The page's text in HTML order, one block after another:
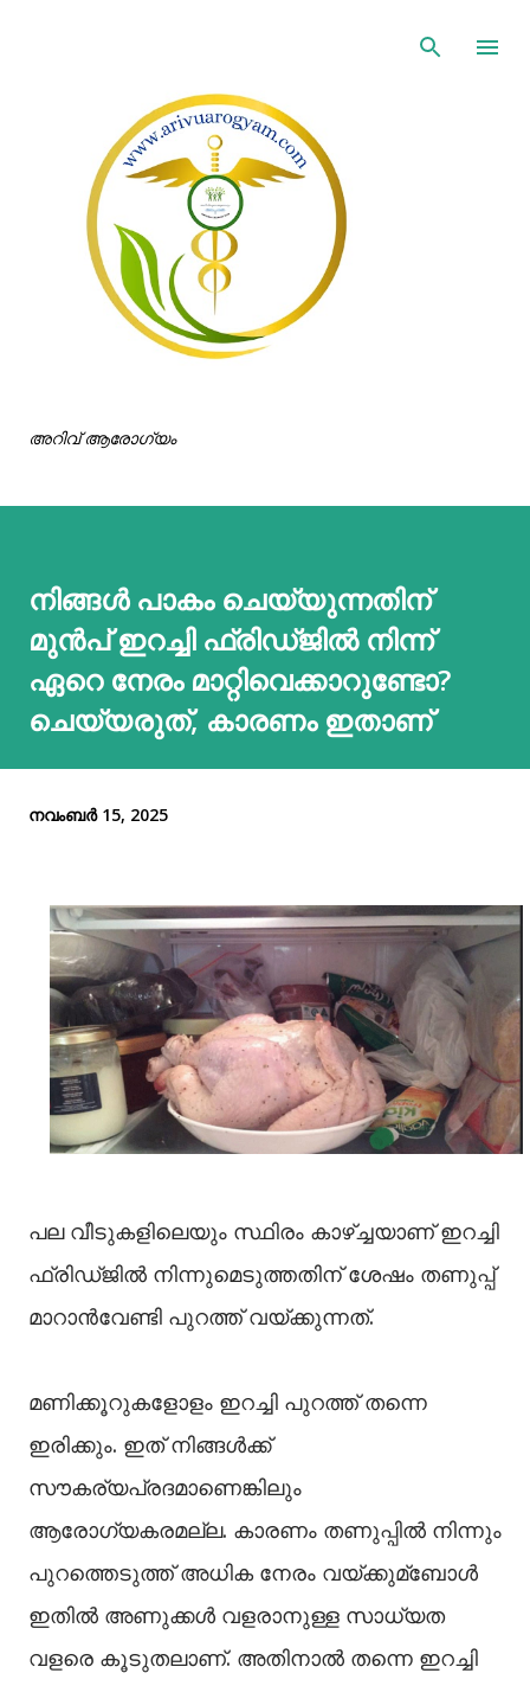
അറിവ് ആരോഗ്യം
നിങ്ങൾ പാകം ചെയ്യുന്നതിന്
മുന്‍പ് ഇറച്ചി ഫ്രിഡ്‍ജില്‍ നിന്ന്
ഏറെ നേരം മാറ്റിവെക്കാറുണ്ടോ?
ചെയ്യരുത്, കാരണം ഇതാണ്
നവംബർ 15, 2025
പല വീടുകളിലെയും സ്ഥിരം കാഴ്ച്ചയാണ് ഇറച്ചി
ഫ്രിഡ്ജില്‍ നിന്നുമെടുത്തതിന് ശേഷം തണുപ്പ്
മാറാൻവേണ്ടി പുറത്ത് വയ്ക്കുന്നത്.
മണിക്കൂറുകളോളം ഇറച്ചി പുറത്ത് തന്നെ
ഇരിക്കും. ഇത് നിങ്ങള്‍ക്ക്
സൗകര്യപ്രദമാണെങ്കിലും
ആരോഗ്യകരമല്ല. കാരണം തണുപ്പില്‍ നിന്നും
പുറത്തെടുത്ത് അധിക നേരം വയ്ക്കുമ്ബോള്‍
ഇതില്‍ അണുക്കള്‍ വളരാനുള്ള സാധ്യത
വളരെ കൂടുതലാണ്. അതിനാല്‍ തന്നെ ഇറച്ചി